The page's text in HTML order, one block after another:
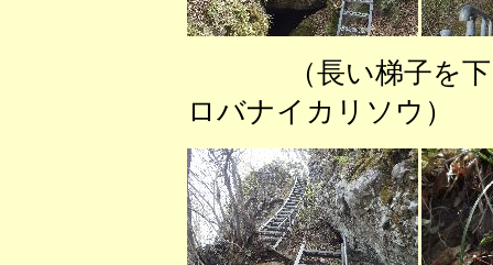
（長い梯子を
ロバナイカリソウ）